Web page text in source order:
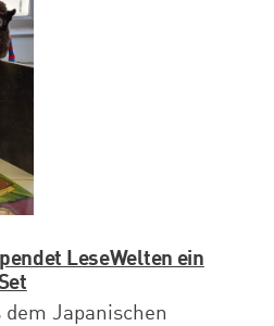
LeseWelten ein
Japanischen